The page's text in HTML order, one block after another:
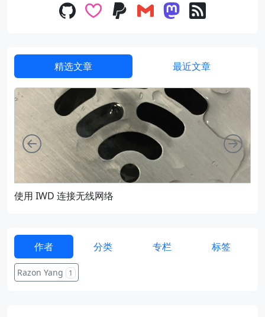
精选文章 最近文章
使用 IWD 连接无线网络
向左 向右
作者 分类 专栏 标签
Razon Yang 1